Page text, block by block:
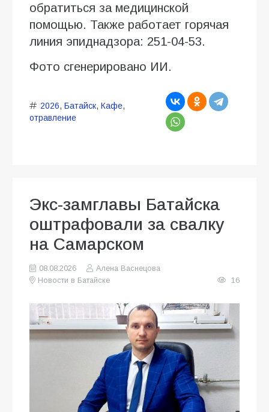
обратиться за медицинской
помощью. Также работает горячая
линия эпиднадзора: 251-04-53.
Фото сгенерировано ИИ.
2026, Батайск, Кафе,
отравление
Экс-замглавы Батайска
оштрафовали за свалку
на Самарском
08.08.2026
Алена Васнецова
Новости в Батайске
16